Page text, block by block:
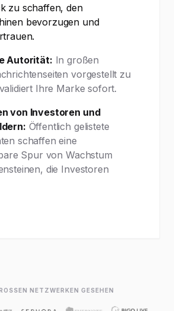
zu schaffen, den
bevorzugen und
Autorität: In großen
vorgestellt zu
Ihre Marke sofort.
von Investoren und
Öffentlich gelistete
schaffen eine
Spur von Wachstum
die Investoren
NETZWERKEN GESEHEN